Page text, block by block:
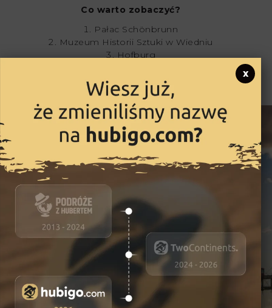
Co warto zobaczyć?
Pałac Schönbrunn
Muzeum Historii Sztuki w Wiedniu
Hofburg
Wiener Staatsoper
x